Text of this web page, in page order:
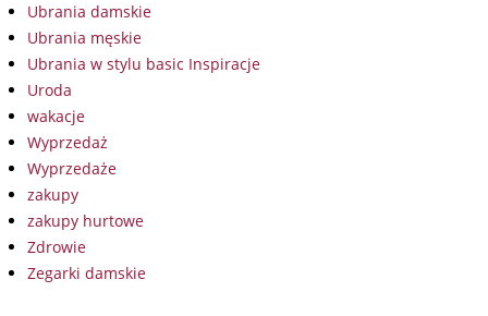
Ubrania damskie
Ubrania męskie
Ubrania w stylu basic Inspiracje
Uroda
wakacje
Wyprzedaż
Wyprzedaże
zakupy
zakupy hurtowe
Zdrowie
Zegarki damskie